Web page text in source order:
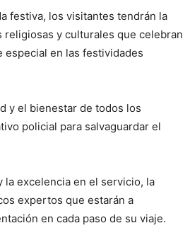
festiva, los visitantes tendrán la
y culturales que celebran
especial en las festividades
y el bienestar de todos los
policial para salvaguardar el
la excelencia en el servicio, la
expertos que estarán a
en cada paso de su viaje.